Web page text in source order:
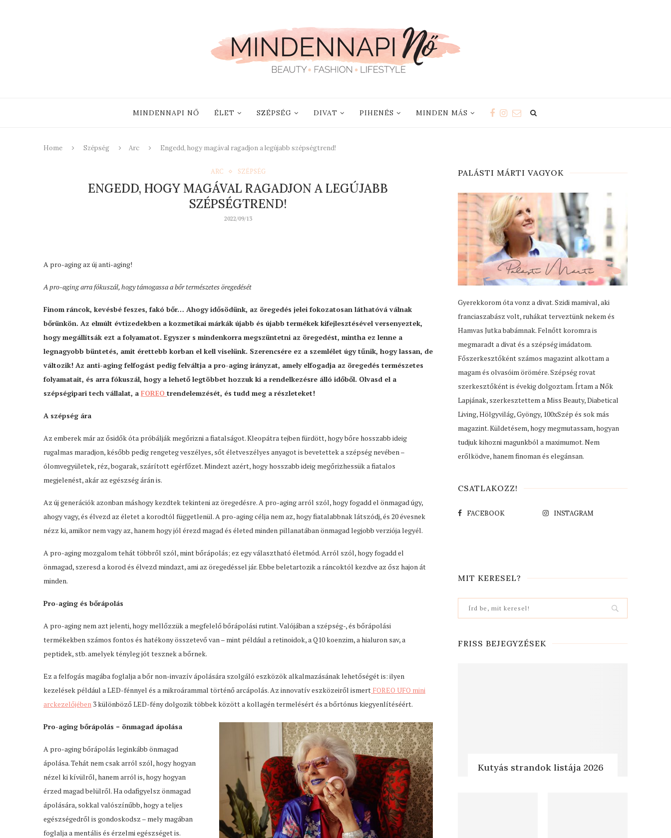
MINDENNAPI NŐ ÉLET SZÉPSÉG DIVAT PIHENÉS MINDEN MÁS
Home Szépség Arc Engedd, hogy magával ragadjon a legújabb szépségtrend!
ARC SZÉPSÉG
ENGEDD, HOGY MAGÁVAL RAGADJON A LEGÚJABB
SZÉPSÉGTREND!
2022/09/13
A pro-aging az új anti-aging!
A pro-aging arra fókuszál, hogy támogassa a bőr természetes öregedését
Finom ráncok, kevésbé feszes, fakó bőr… Ahogy idősödünk, az öregedés jelei fokozatosan láthatóvá válnak
bőrünkön. Az elmúlt évtizedekben a kozmetikai márkák újabb és újabb termékek kifejlesztésével versenyeztek,
hogy megállítsák ezt a folyamatot. Egyszer s mindenkorra megszüntetni az öregedést, mintha ez lenne a
legnagyobb büntetés, amit érettebb korban el kell viselünk. Szerencsére ez a szemlélet úgy tűnik, hogy lassan, de
változik! Az anti-aging felfogást pedig felváltja a pro-aging irányzat, amely elfogadja az öregedés természetes
folyamatait, és arra fókuszál, hogy a lehető legtöbbet hozzuk ki a rendelkezésre álló időből. Olvasd el a
szépségipari tech vállalat, a FOREO trendelemzését, és tudd meg a részleteket!
A szépség ára
Az emberek már az ősidők óta próbálják megőrizni a fiatalságot. Kleopátra tejben fürdött, hogy bőre hosszabb ideig
rugalmas maradjon, később pedig rengeteg veszélyes, sőt életveszélyes anyagot is bevetettek a szépség nevében –
ólomvegyületek, réz, bogarak, szárított egérfőzet. Mindezt azért, hogy hosszabb ideig megőrizhessük a fiatalos
megjelenést, akár az egészség árán is.
Az új generációk azonban máshogy kezdtek tekinteni az öregedésre. A pro-aging arról szól, hogy fogadd el önmagad úgy,
ahogy vagy, és élvezd az életet a korodtól függetlenül. A pro-aging célja nem az, hogy fiatalabbnak látszódj, és 20 évesnek
nézz ki, amikor nem vagy az, hanem hogy jól érezd magad és életed minden pillanatában önmagad legjobb verziója legyél.
A pro-aging mozgalom tehát többről szól, mint bőrápolás; ez egy választható életmód. Arról szól, hogy fogadd el
önmagad, szeresd a korod és élvezd mindazt, ami az öregedéssel jár. Ebbe beletartozik a ráncoktól kezdve az ősz hajon át
minden.
Pro-aging és bőrápolás
A pro-aging nem azt jelenti, hogy mellőzzük a megfelelő bőrápolási rutint. Valójában a szépség-, és bőrápolási
termékekben számos fontos és hatékony összetevő van – mint például a retinoidok, a Q10 koenzim, a hialuron sav, a
peptidek, stb. amelyek tényleg jót tesznek a bőrnek.
Ez a felfogás magába foglalja a bőr non-invazív ápolására szolgáló eszközök alkalmazásának lehetőségét is: ilyen
kezelések például a LED-fénnyel és a mikroárammal történő arcápolás. Az innovatív eszközeiről ismert FOREO UFO mini
arckezelőjében 3 különböző LED-fény dolgozik többek között a kollagén termelésért és a bőrtónus kiegyenlítéséért.
Pro-aging bőrápolás = önmagad ápolása
A pro-aging bőrápolás leginkább önmagad
ápolása. Tehát nem csak arról szól, hogy hogyan
nézel ki kívülről, hanem arról is, hogy hogyan
érzed magad belülről. Ha odafigyelsz önmagad
ápolására, sokkal valószínűbb, hogy a teljes
egészségedről is gondoskodsz – mely magában
foglalja a mentális és érzelmi egészséget is.
PALÁSTI MÁRTI VAGYOK
Gyerekkorom óta vonz a divat. Szidi mamival, aki
franciaszabász volt, ruhákat terveztünk nekem és
Hamvas Jutka babámnak. Felnőtt koromra is
megmaradt a divat és a szépség imádatom.
Főszerkesztőként számos magazint alkottam a
magam és olvasóim örömére. Szépség rovat
szerkesztőként is évekig dolgoztam. Írtam a Nők
Lapjának, szerkesztettem a Miss Beauty, Diabetical
Living, Hölgyvilág, Gyöngy, 100xSzép és sok más
magazint. Küldetésem, hogy megmutassam, hogyan
tudjuk kihozni magunkból a maximumot. Nem
erőlködve, hanem finoman és elegánsan.
CSATLAKOZZ!
FACEBOOK INSTAGRAM
MIT KERESEL?
FRISS BEJEGYZÉSEK
Kutyás strandok listája 2026